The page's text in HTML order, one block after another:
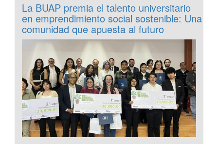
La BUAP premia el talento universitario
en emprendimiento social sostenible: Una
comunidad que apuesta al futuro